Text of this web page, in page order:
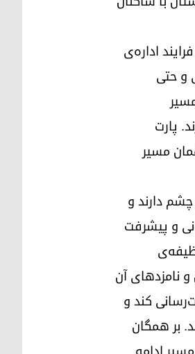
اداره‌ی
و حتی
پارت
همان مسیر
دارند و
و پیشرفت
۲۷۵ پارت دموکرات کوردستان و نامزدهای آن
کند و
بر همگان